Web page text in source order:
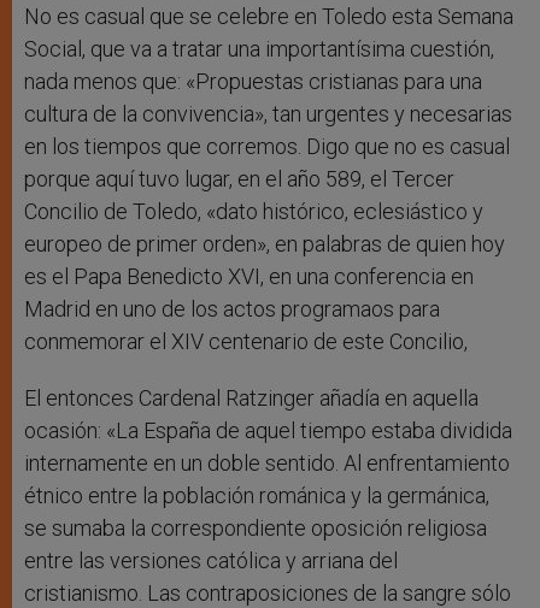
No es casual que se celebre en Toledo esta Semana
Social, que va a tratar una importantísima cuestión,
nada menos que: «Propuestas cristianas para una
cultura de la convivencia», tan urgentes y necesarias
en los tiempos que corremos. Digo que no es casual
porque aquí tuvo lugar, en el año 589, el Tercer
Concilio de Toledo, «dato histórico, eclesiástico y
europeo de primer orden», en palabras de quien hoy
es el Papa Benedicto XVI, en una conferencia en
Madrid en uno de los actos programaos para
conmemorar el XIV centenario de este Concilio,
El entonces Cardenal Ratzinger añadía en aquella
ocasión: «La España de aquel tiempo estaba dividida
internamente en un doble sentido. Al enfrentamiento
étnico entre la población románica y la germánica,
se sumaba la correspondiente oposición religiosa
entre las versiones católica y arriana del
cristianismo. Las contraposiciones de la sangre sólo